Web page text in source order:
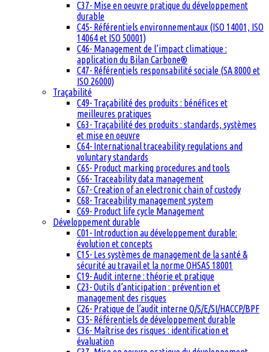
C37- Mise en oeuvre pratique du développement
durable
C45- Référentiels environnementaux (ISO 14001, ISO
14064 et ISO 50001)
C46- Management de l’impact climatique :
application du Bilan Carbone®
C47- Référentiels responsabilité sociale (SA 8000 et
ISO 26000)
Traçabilité
C49- Traçabilité des produits : bénéfices et
meilleures pratiques
C63- Traçabilité des produits : standards, systèmes
et mise en oeuvre
C64- International traceability regulations and
voluntary standards
C65- Product marking procedures and tools
C66- Traceability data management
C67- Creation of an electronic chain of custody
C68- Traceability management system
C69- Product life cycle Management
Développement durable
C01- Introduction au développement durable:
évolution et concepts
C15- Les systèmes de management de la santé &
sécurité au travail et la norme OHSAS 18001
C19- Audit interne : théorie et pratique
C23- Outils d’anticipation : prévention et
management des risques
C26- Pratique de l’audit interne Q/S/E/SI/HACCP/BPF
C35- Référentiels de développement durable
C36- Maîtrise des risques : identification et
évaluation